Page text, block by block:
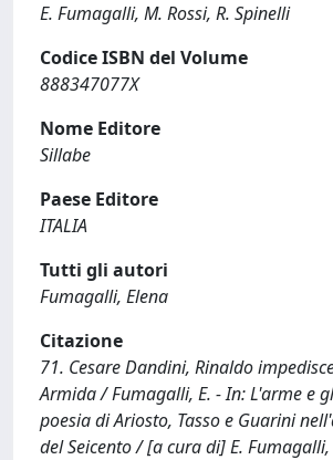
E. Fumagalli, M. Rossi, R. Spinelli
Codice ISBN del Volume
888347077X
Nome Editore
Sillabe
Paese Editore
ITALIA
Tutti gli autori
Fumagalli, Elena
Citazione
71. Cesare Dandini, Rinaldo
Armida / Fumagalli, E. - In: L'arme e
poesia di Ariosto, Tasso e Guarini
del Seicento / [a cura di] E. Fumagalli,